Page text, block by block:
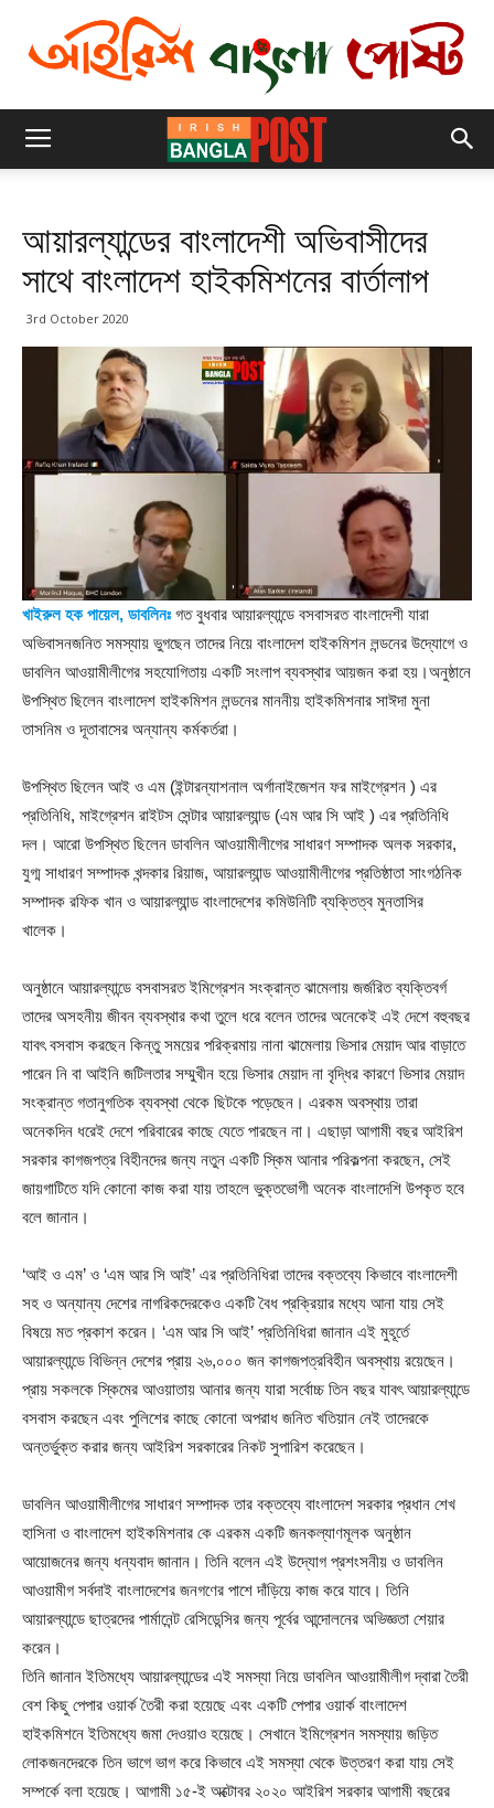
আয়ারল্যান্ডের বাংলাদেশী অভিবাসীদের
সাথে বাংলাদেশ হাইকমিশনের বার্তালাপ
3rd October 2020
খাইরুল হক পায়েল, ডাবলিনঃ গত বুধবার আয়ারল্যান্ডে বসবাসরত বাংলাদেশী যারা
অভিবাসনজনিত সমস্যায় ভুগছেন তাদের নিয়ে বাংলাদেশ হাইকমিশন লন্ডনের উদ্যোগে ও
ডাবলিন আওয়ামীলীগের সহযোগিতায় একটি সংলাপ ব্যবস্থার আয়জন করা হয়।অনুষ্ঠানে
উপস্থিত ছিলেন বাংলাদেশ হাইকমিশন লন্ডনের মাননীয় হাইকমিশনার সাঈদা মুনা
তাসনিম ও দূতাবাসের অন্যান্য কর্মকর্তরা।
উপস্থিত ছিলেন আই ও এম (ইন্টারন্যাশনাল অর্গানাইজেশন ফর মাইগ্রেশন ) এর
প্রতিনিধি, মাইগ্রেশন রাইটস সেন্টার আয়ারল্যান্ড (এম আর সি আই ) এর প্রতিনিধি
দল। আরো উপস্থিত ছিলেন ডাবলিন আওয়ামীলীগের সাধারণ সম্পাদক অলক সরকার,
যুগ্ম সাধারণ সম্পাদক খন্দকার রিয়াজ, আয়ারল্যান্ড আওয়ামীলীগের প্রতিষ্ঠাতা সাংগঠনিক
সম্পাদক রফিক খান ও আয়ারল্যান্ড বাংলাদেশের কমিউনিটি ব্যক্তিত্ব মুনতাসির
খালেক।
অনুষ্ঠানে আয়ারল্যান্ডে বসবাসরত ইমিগ্রেশন সংক্রান্ত ঝামেলায় জর্জরিত ব্যক্তিবর্গ
তাদের অসহনীয় জীবন ব্যবস্থার কথা তুলে ধরে বলেন তাদের অনেকেই এই দেশে বহুবছর
যাবৎ বসবাস করছেন কিন্তু সময়ের পরিক্রমায় নানা ঝামেলায় ভিসার মেয়াদ আর বাড়াতে
পারেন নি বা আইনি জটিলতার সম্মুখীন হয়ে ভিসার মেয়াদ না বৃদ্ধির কারণে ভিসার মেয়াদ
সংক্রান্ত গতানুগতিক ব্যবস্থা থেকে ছিটকে পড়েছেন। এরকম অবস্থায় তারা
অনেকদিন ধরেই দেশে পরিবারের কাছে যেতে পারছেন না। এছাড়া আগামী বছর আইরিশ
সরকার কাগজপত্র বিহীনদের জন্য নতুন একটি স্কিম আনার পরিকল্পনা করছেন, সেই
জায়গাটিতে যদি কোনো কাজ করা যায় তাহলে ভুক্তভোগী অনেক বাংলাদেশি উপকৃত হবে
বলে জানান।
‘আই ও এম’ ও ‘এম আর সি আই’ এর প্রতিনিধিরা তাদের বক্তব্যে কিভাবে বাংলাদেশী
সহ ও অন্যান্য দেশের নাগরিকদেরকেও একটি বৈধ প্রক্রিয়ার মধ্যে আনা যায় সেই
বিষয়ে মত প্রকাশ করেন। ‘এম আর সি আই’ প্রতিনিধিরা জানান এই মুহূর্তে
আয়ারল্যান্ডে বিভিন্ন দেশের প্রায় ২৬,০০০ জন কাগজপত্রবিহীন অবস্থায় রয়েছেন।
প্রায় সকলকে স্কিমের আওয়াতায় আনার জন্য যারা সর্বোচ্চ তিন বছর যাবৎ আয়ারল্যান্ডে
বসবাস করছেন এবং পুলিশের কাছে কোনো অপরাধ জনিত খতিয়ান নেই তাদেরকে
অন্তর্ভুক্ত করার জন্য আইরিশ সরকারের নিকট সুপারিশ করেছেন।
ডাবলিন আওয়ামীলীগের সাধারণ সম্পাদক তার বক্তব্যে বাংলাদেশ সরকার প্রধান শেখ
হাসিনা ও বাংলাদেশ হাইকমিশনার কে এরকম একটি জনকল্যাণমূলক অনুষ্ঠান
আয়োজনের জন্য ধন্যবাদ জানান। তিনি বলেন এই উদ্যোগ প্রশংসনীয় ও ডাবলিন
আওয়ামীগ সর্বদাই বাংলাদেশের জনগণের পাশে দাঁড়িয়ে কাজ করে যাবে। তিনি
আয়ারল্যান্ডে ছাত্রদের পার্মানেন্ট রেসিডেন্সির জন্য পূর্বের আন্দোলনের অভিজ্ঞতা শেয়ার
করেন।
তিনি জানান ইতিমধ্যে আয়ারল্যান্ডের এই সমস্যা নিয়ে ডাবলিন আওয়ামীলীগ দ্বারা তৈরী
বেশ কিছু পেপার ওয়ার্ক তৈরী করা হয়েছে এবং একটি পেপার ওয়ার্ক বাংলাদেশ
হাইকমিশনে ইতিমধ্যে জমা দেওয়াও হয়েছে। সেখানে ইমিগ্রেশন সমস্যায় জড়িত
লোকজনদেরকে তিন ভাগে ভাগ করে কিভাবে এই সমস্যা থেকে উত্তরণ করা যায় সেই
সম্পর্কে বলা হয়েছে। আগামী ১৫-ই অক্টোবর ২০২০ আইরিশ সরকার আগামী বছরের